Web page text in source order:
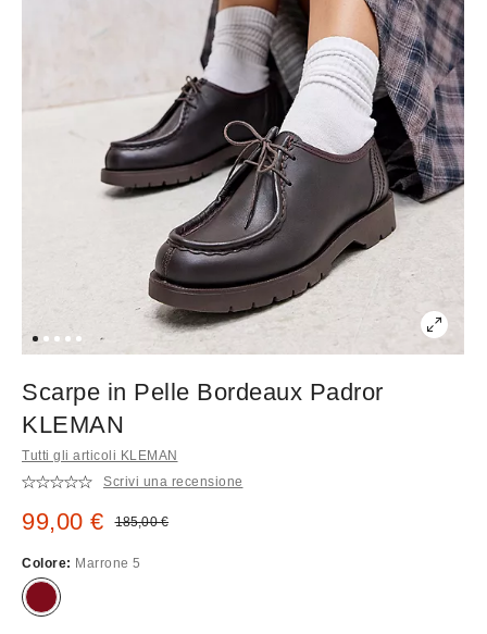
Scarpe in Pelle Bordeaux Padror
KLEMAN
Tutti gli articoli KLEMAN
Scrivi una recensione
Prezzo di vendita:
99,00 € Prezzo originale:
185,00 €
Colore: Marrone 5